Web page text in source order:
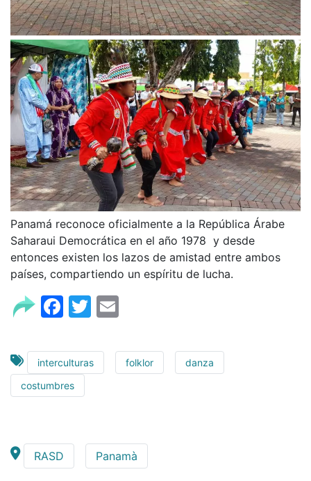
Panamá reconoce oficialmente a la República Árabe
Saharaui Democrática en el año 1978 y desde
entonces existen los lazos de amistad entre ambos
países, compartiendo un espíritu de lucha.
Facebook
Twitter
interculturas folklor
danza
costumbres
RASD Panamà